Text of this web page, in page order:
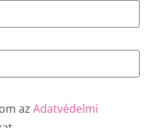
azAdatvédelmi